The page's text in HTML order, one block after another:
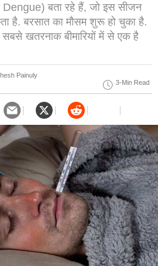
बता रहे हैं, जो इस सीजन
है. बरसात का मौसम शुरू हो चुका है.
सबसे खतरनाक बीमारियों में से एक है
Painuly
3-Min Read